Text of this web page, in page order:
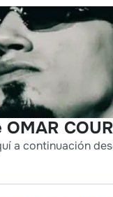
OMAR
a continuación